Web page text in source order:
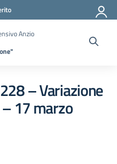
Anzio
– Variazione
17 marzo